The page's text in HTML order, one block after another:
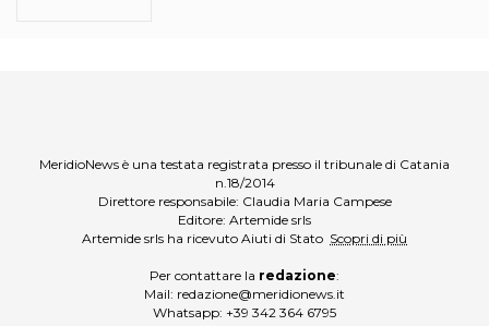
MeridioNews è una testata registrata presso il tribunale di Catania
n.18/2014
Direttore responsabile: Claudia Maria Campese
Editore: Artemide srls
Artemide srls ha ricevuto Aiuti di Stato Scopri di più
Per contattare la redazione:
Mail: redazione@meridionews.it
Whatsapp: +39 342 364 6795